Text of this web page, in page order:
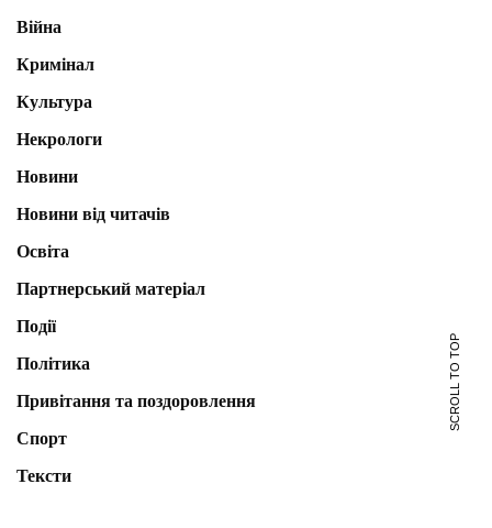
Війна
Кримінал
Культура
Некрологи
Новини
Новини від читачів
Освіта
Партнерський матеріал
Події
Політика
Привітання та поздоровлення
Спорт
Тексти
SCROLL TO TOP